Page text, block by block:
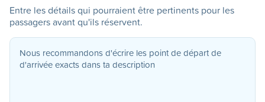
Entre les détails qui pourraient être pertinents pour les
passagers avant qu'ils réservent.